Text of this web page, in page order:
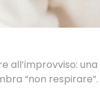
all’improvviso: una
“non respirare”.